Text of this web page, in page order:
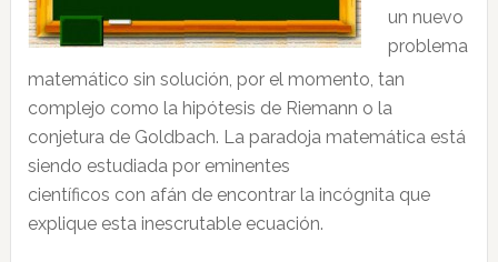
un nuevo
problema
matemático sin solución, por el momento, tan
complejo como la hipótesis de Riemann o la
conjetura de Goldbach. La paradoja matemática está
siendo estudiada por eminentes
científicos con afán de encontrar la incógnita que
explique esta inescrutable ecuación.